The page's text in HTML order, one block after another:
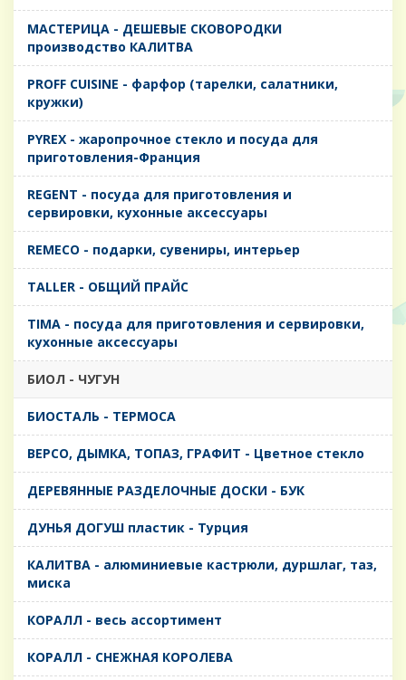
MАСТЕРИЦА - ДЕШЕВЫЕ СКОВОРОДКИ
производство КАЛИТВА
PROFF CUISINE - фарфор (тарелки, салатники,
кружки)
PYREX - жаропрочное стекло и посуда для
приготовления-Франция
REGENT - посуда для приготовления и
сервировки, кухонные аксессуары
REMECO - подарки, сувениры, интерьер
TALLER - ОБЩИЙ ПРАЙС
TIMA - посуда для приготовления и сервировки,
кухонные аксессуары
БИОЛ - ЧУГУН
БИОСТАЛЬ - ТЕРМОСА
ВЕРСО, ДЫМКА, ТОПАЗ, ГРАФИТ - Цветное стекло
ДЕРЕВЯННЫЕ РАЗДЕЛОЧНЫЕ ДОСКИ - БУК
ДУНЬЯ ДОГУШ пластик - Турция
КАЛИТВА - алюминиевые кастрюли, дуршлаг, таз,
миска
КОРАЛЛ - весь ассортимент
КОРАЛЛ - СНЕЖНАЯ КОРОЛЕВА